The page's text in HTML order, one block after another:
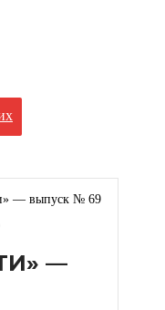
— выпуск № 69
—